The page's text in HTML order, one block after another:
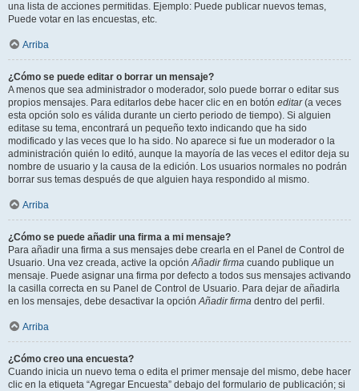
una lista de acciones permitidas. Ejemplo: Puede publicar nuevos temas,
Puede votar en las encuestas, etc.
Arriba
¿Cómo se puede editar o borrar un mensaje?
A menos que sea administrador o moderador, solo puede borrar o editar sus
propios mensajes. Para editarlos debe hacer clic en en botón editar(a veces
esta opción solo es válida durante un cierto periodo de tiempo). Si alguien
editase su tema, encontrará un pequeño texto indicando que ha sido
modificado y las veces que lo ha sido. No aparece si fue un moderador o la
administración quién lo editó, aunque la mayoría de las veces el editor deja su
nombre de usuario y la causa de la edición. Los usuarios normales no podrán
borrar sus temas después de que alguien haya respondido al mismo.
Arriba
¿Cómo se puede añadir una firma a mi mensaje?
Para añadir una firma a sus mensajes debe crearla en el Panel de Control de
Usuario. Una vez creada, active la opciónAñadir firma cuando publique un
mensaje. Puede asignar una firma por defecto a todos sus mensajes activando
la casilla correcta en su Panel de Control de Usuario. Para dejar de añadirla
en los mensajes, debe desactivar la opciónAñadir firma dentro del perfil.
Arriba
¿Cómo creo una encuesta?
Cuando inicia un nuevo tema o edita el primer mensaje del mismo, debe hacer
clic en la etiqueta “Agregar Encuesta” debajo del formulario de publicación; si